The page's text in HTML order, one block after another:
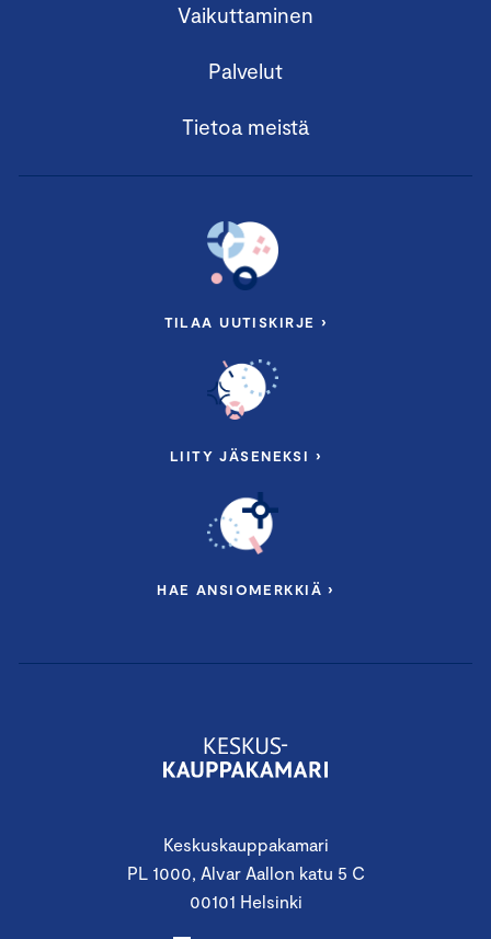
Keskuskauppakamari
PL 1000, Alvar Aallon katu 5 C
00101 Helsinki
Vaikuttaminen
Palvelut
Tietoa meistä
TILAA UUTISKIRJE ›
LIITY JÄSENEKSI ›
HAE ANSIOMERKKIÄ ›